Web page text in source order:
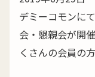
デミーコモンに
会・懇親会が開
くさんの会員の